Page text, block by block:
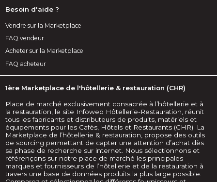
Besoin d'aide ?
Vendre sur la Marketplace
FAQ vendeur
Acheter sur la Marketplace
FAQ acheteur
1ère Marketplace de l'hôtellerie & restauration (CHR)
Place de marché exclusivement consacrée à l’hôtellerie et à
la restauration, le site Infoweb Hôtellerie-Restauration, réunit
tous les fabricants et distributeurs de produits, matériels et
équipements pour les Cafés, Hôtels et Restaurants (CHR). La
Marketplace de l’hôtellerie & restauration, propose des outils
de sourcing permettant de capter une attention d’achat dès
sa phase de recherche sur internet. Nous sélectionnons et
référençons sur notre place de marché les principales
marques et fournisseurs de l’hôtellerie et de la restauration à
travers une base de données produits la plus large possible.